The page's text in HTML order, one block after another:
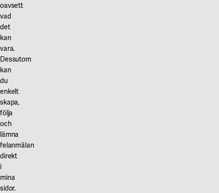
oavsett
vad
det
kan
vara.
Dessutom
kan
du
enkelt
skapa,
följa
och
lämna
felanmälan
direkt
i
mina
sidor.